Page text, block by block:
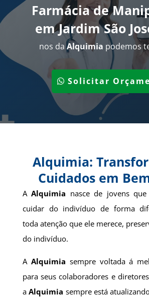
Farmácia de
em Jardim São
nos daAlquimia podemos
Solicitar
Alquimia:
Cuidados em
AAlquimia nasce de jovens
cuidar do indivíduo de forma
toda atenção que ele merece,
do indivíduo.
A Alquimia sempre voltada á
para seus colaboradores e
aAlquimia sempre está